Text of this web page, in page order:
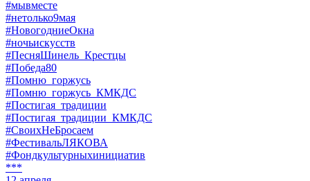
#мывместе
#нетолько9мая
#НовогодниеОкна
#ночьискусств
#ПесняШинель_Крестцы
#Победа80
#Помню_горжусь
#Помню_горжусь_КМКДС
#Постигая_традиции
#Постигая_традиции_КМКДС
#СвоихНеБросаем
#ФестивальЛЯКОВА
#Фондкультурныхинициатив
***